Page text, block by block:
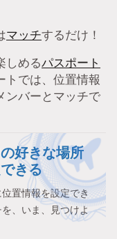
マッチするだけ！
しめるパスポート
トでは、位置情報
ンバーとマッチで
好きな場所
きる
置情報を設定でき
、いま、見つけよ